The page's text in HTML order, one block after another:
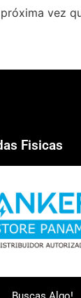
vez
Fisicas